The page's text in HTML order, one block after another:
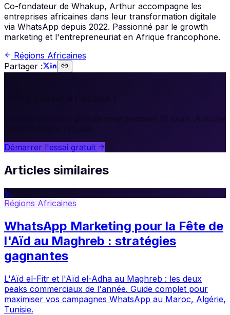
Co-fondateur de Whakup, Arthur accompagne les
entreprises africaines dans leur transformation digitale
via WhatsApp depuis 2022. Passionné par le growth
marketing et l'entrepreneuriat en Afrique francophone.
Régions Africaines
Partager :
Essayez Whakup gratuitement pendant 15 jours. Aucune
Démarrer l'essai gratuit
Articles similaires
💬
Régions Africaines
WhatsApp Marketing pour la Fête de
l'Aïd au Maghreb : stratégies
gagnantes
L'Aïd el-Fitr et l'Aïd el-Adha au Maghreb : les deux
peaks commerciaux de l'année. Guide complet pour
maximiser vos campagnes WhatsApp au Maroc, Algérie,
Tunisie.